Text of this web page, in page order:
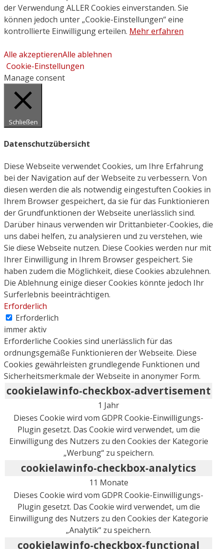
der Verwendung ALLER Cookies einverstanden. Sie
können jedoch unter „Cookie-Einstellungen“ eine
kontrollierte Einwilligung erteilen. Mehr erfahren
Alle akzeptierenAlle ablehnen
Cookie-Einstellungen
Manage consent
Schließen
Datenschutzübersicht
Diese Webseite verwendet Cookies, um Ihre Erfahrung
bei der Navigation auf der Webseite zu verbessern. Von
diesen werden die als notwendig eingestuften Cookies in
Ihrem Browser gespeichert, da sie für das Funktionieren
der Grundfunktionen der Webseite unerlässlich sind.
Darüber hinaus verwenden wir Drittanbieter-Cookies, die
uns dabei helfen, zu analysieren und zu verstehen, wie
Sie diese Webseite nutzen. Diese Cookies werden nur mit
Ihrer Einwilligung in Ihrem Browser gespeichert. Sie
haben zudem die Möglichkeit, diese Cookies abzulehnen.
Die Ablehnung einige dieser Cookies könnte jedoch Ihr
Surferlebnis beeinträchtigen.
Erforderlich
Erforderlich
immer aktiv
Erforderliche Cookies sind unerlässlich für das
ordnungsgemäße Funktionieren der Webseite. Diese
Cookies gewährleisten grundlegende Funktionen und
Sicherheitsmerkmale der Webseite in anonymer Form.
cookielawinfo-checkbox-advertisement
1 Jahr
Dieses Cookie wird vom GDPR Cookie-Einwilligungs-
Plugin gesetzt. Das Cookie wird verwendet, um die
Einwilligung des Nutzers zu den Cookies der Kategorie
„Werbung“ zu speichern.
cookielawinfo-checkbox-analytics
11 Monate
Dieses Cookie wird vom GDPR Cookie-Einwilligungs-
Plugin gesetzt. Das Cookie wird verwendet, um die
Einwilligung des Nutzers zu den Cookies der Kategorie
„Analytik“ zu speichern.
cookielawinfo-checkbox-functional